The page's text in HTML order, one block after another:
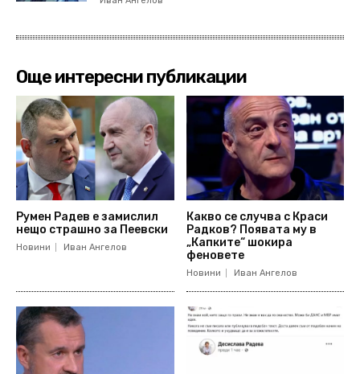
Още интересни публикации
Румен Радев е замислил
нещо страшно за Пеевски
Новини Иван Ангелов
Какво се случва с Краси
Радков? Появата му в
„Капките“ шокира
феновете
Новини Иван Ангелов